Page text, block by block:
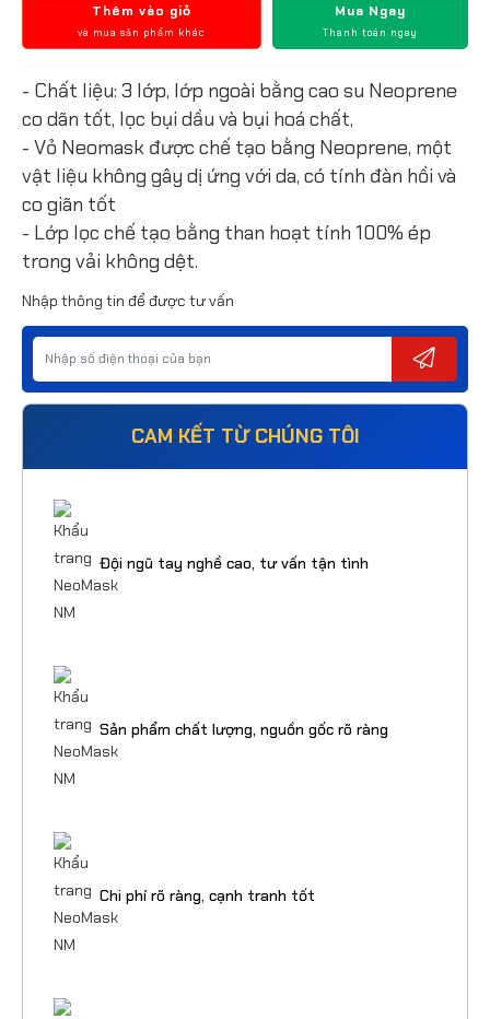
Thêm vào giỏ
và mua sản phẩm khác
Mua Ngay
Thanh toán ngay
- Chất liệu: 3 lớp, lớp ngoài bằng cao su Neoprene
co dãn tốt, lọc bụi dầu và bụi hoá chất,
- Vỏ Neomask được chế tạo bằng Neoprene, một
vật liệu không gây dị ứng với da, có tính đàn hồi và
co giãn tốt
- Lớp lọc chế tạo bằng than hoạt tính 100% ép
trong vải không dệt.
Nhập thông tin để được tư vấn
CAM KẾT TỪ CHÚNG TÔI
Đội ngũ tay nghề cao, tư vấn tận tình
Sản phẩm chất lượng, nguồn gốc rõ ràng
Chi phí rõ ràng, cạnh tranh tốt